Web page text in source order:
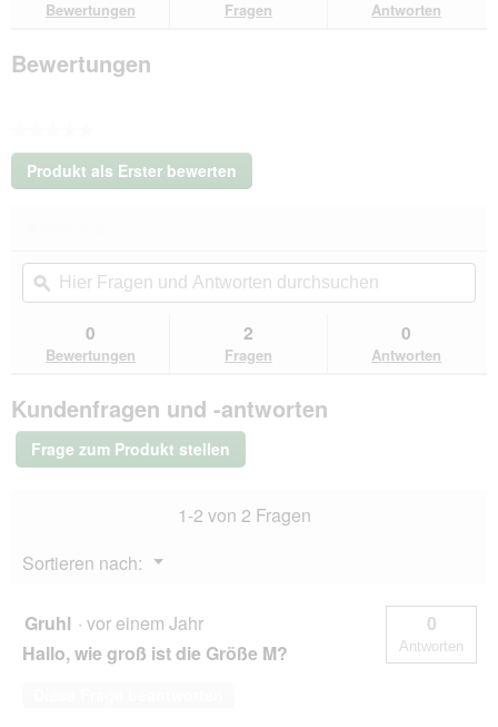
orthopädische
L
Bewertungen Fragen Antworten
Bewertungen
Kein
Beurteilungswert
Produkt als Erster bewerten
.
wird
ein
Dialogfeld
geöffnet.
Beurteilungswert
für
Rexproduct
Zap
orthopädische
L
Hier
Fragen
und
durchsuchen
ϙ
0
Bewertungen
2
Fragen
0
Antworten
Kundenfragen und -antworten
Frage zum Produkt stellen
1-2 von 2 Fragen
Sortieren nach:
▼
Menü
Gruhl · vor einem Jahr
Hallo, wie groß ist die Größe M?
0
Antworten